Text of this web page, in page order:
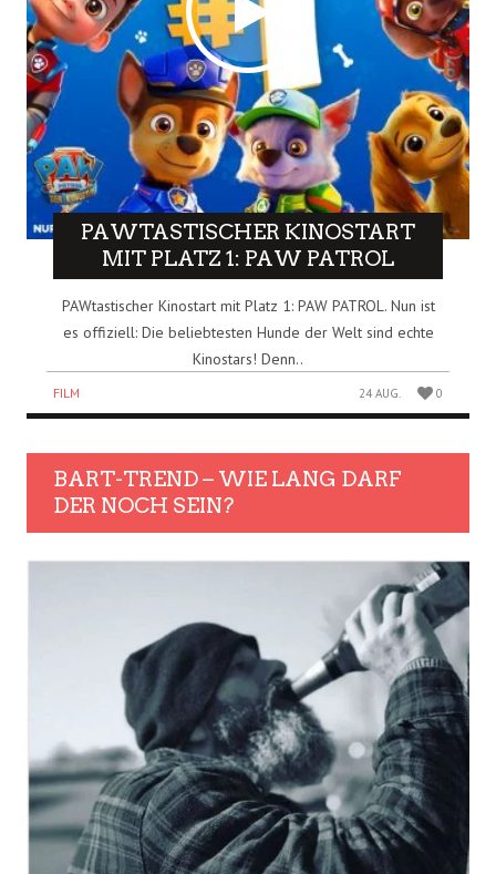
PAWTASTISCHER KINOSTART
MIT PLATZ 1: PAW PATROL
PAWtastischer Kinostart mit Platz 1: PAW PATROL. Nun ist
es offiziell: Die beliebtesten Hunde der Welt sind echte
Kinostars! Denn..
FILM 24 AUG. 0
BART-TREND – WIE LANG DARF
DER NOCH SEIN?